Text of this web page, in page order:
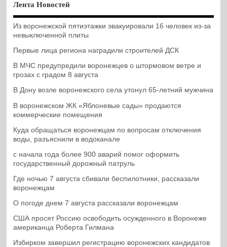
Лента Новостей
Из воронежской пятиэтажки эвакуировали 16 человек из-за
невыключенной плиты
Первые лица региона наградили строителей ДСК
В МЧС предупредили воронежцев о штормовом ветре и
грозах с градом 8 августа
В Дону возле воронежского села утонул 65-летний мужчина
В воронежском ЖК «Яблоневые сады» продаются
коммерческие помещения
Куда обращаться воронежцам по вопросам отключения
воды, разъяснили в водоканале
с начала года более 900 аварий помог оформить
государственный дорожный патруль
Где ночью 7 августа сбивали беспилотники, рассказали
воронежцам
О погоде днем 7 августа рассказали воронежцам
США просят Россию освободить осужденного в Воронеже
американца Роберта Гилмана
Избирком завершил регистрацию воронежских кандидатов